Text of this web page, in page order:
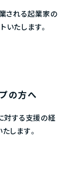
される起業家の
たします。
の方へ
対する支援の経
します。